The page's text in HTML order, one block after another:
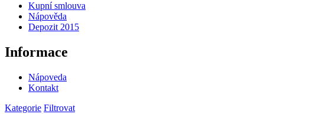
Kupní smlouva
Nápověda
Depozit 2015
Informace
Nápoveda
Kontakt
Kategorie Filtrovat